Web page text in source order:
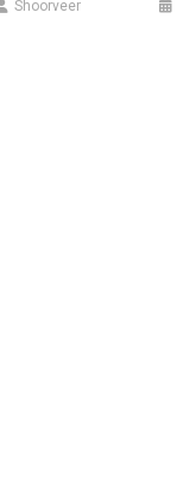
Shoorveer